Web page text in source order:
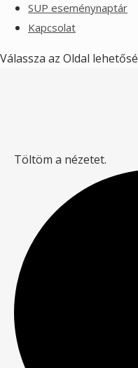
SUP eseménynaptár
Kapcsolat
Válassza az Oldal
Töltöm a nézetet.